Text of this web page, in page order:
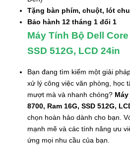
Tặng bàn phím, chuột, lót
Bảo hành 12 tháng 1 đổi 1
Máy Tính Bộ Dell
SSD 512G, LCD 24in
Bạn đang tìm kiếm một giải
xử lý công việc văn phòng, học
mượt mà và nhanh chóng?
8700, Ram 16G, SSD 512G,
chọn hoàn hảo dành cho bạn.
mạnh mẽ và các tính năng ưu
ứng mọi nhu cầu của bạn.